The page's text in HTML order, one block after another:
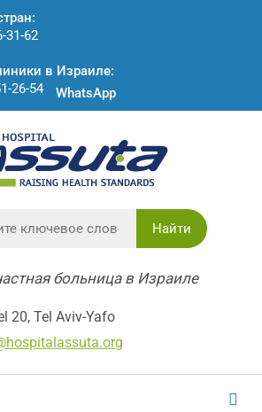
31-62
в Израиле:
26-54
WhatsApp
Найти
больница в Израиле
20, Tel Aviv-Yafo